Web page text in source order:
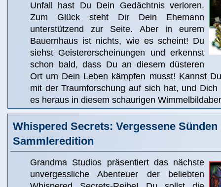
Unfall hast Du Dein Gedächtnis verloren.
Zum Glück steht Dir Dein Ehemann
unterstützend zur Seite. Aber in eurem
Bauernhaus ist nichts, wie es scheint! Du
siehst Geistererscheinungen und erkennst
schon bald, dass Du an diesem düsteren
Ort um Dein Leben kämpfen musst! Kannst
mit der Traumforschung auf sich hat, und
es heraus in diesem schaurigen
Whispered Secrets: Vergessene Sünden
Sammleredition
Grandma Studios präsentiert das nächste
unvergessliche Abenteuer der beliebten